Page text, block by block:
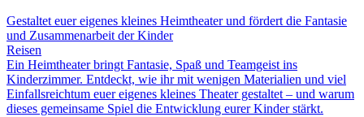
Gestaltet euer eigenes kleines Heimtheater und fördert die Fantasie
und Zusammenarbeit der Kinder
Reisen
Ein Heimtheater bringt Fantasie, Spaß und Teamgeist ins
Kinderzimmer. Entdeckt, wie ihr mit wenigen Materialien und viel
Einfallsreichtum euer eigenes kleines Theater gestaltet – und warum
dieses gemeinsame Spiel die Entwicklung eurer Kinder stärkt.